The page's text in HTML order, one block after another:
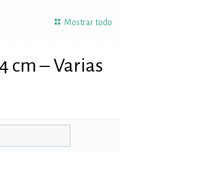
Mostrar todo
cm – Varias